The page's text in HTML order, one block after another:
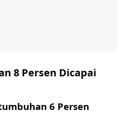
8 Persen Dicapai
6 Persen